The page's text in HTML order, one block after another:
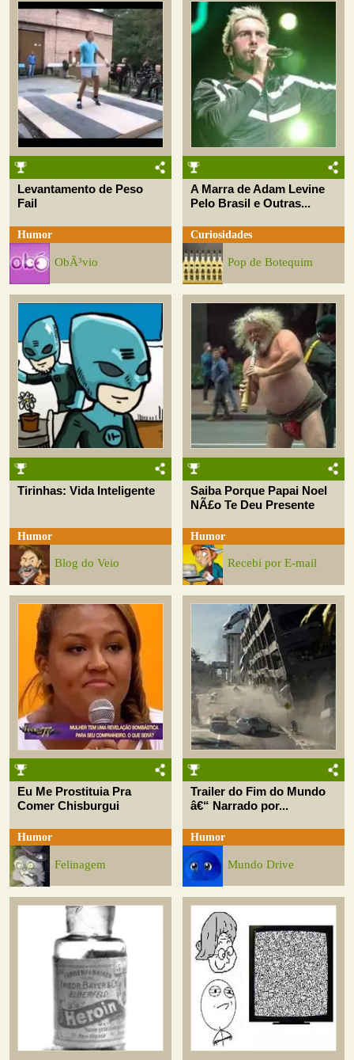
Levantamento de Peso
Fail
Humor
ObÃ³vio
A Marra de Adam Levine
Pelo Brasil e Outras...
Curiosidades
Pop de Botequim
Tirinhas: Vida Inteligente
Humor
Blog do Veio
Saiba Porque Papai Noel
NÃ£o Te Deu Presente
Humor
Recebi por E-mail
Eu Me Prostituia Pra
Comer Chisburgui
Humor
Felinagem
Trailer do Fim do Mundo
â€“ Narrado por...
Humor
Mundo Drive